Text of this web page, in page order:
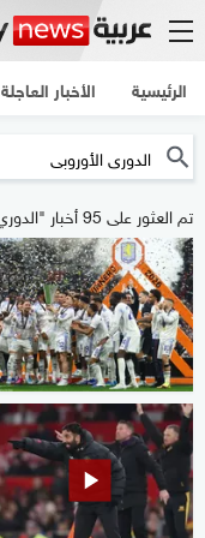
الرئيسية الأخبار العاجلة
تم العثور على 95 أخبار "الدوري الأوروبي"